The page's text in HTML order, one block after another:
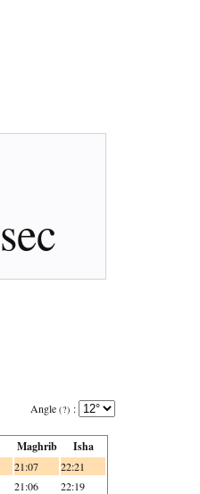
sec
Angle (?) :
Maghrib Isha
21:07 22:21
21:06 22:19